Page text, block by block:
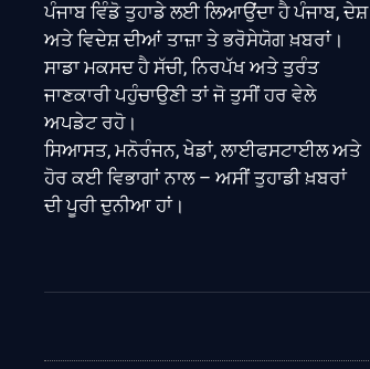
ਪੰਜਾਬ ਵਿੰਡੋ ਤੁਹਾਡੇ ਲਈ ਲਿਆਉਂਦਾ ਹੈ ਪੰਜਾਬ, ਦੇਸ਼
ਅਤੇ ਵਿਦੇਸ਼ ਦੀਆਂ ਤਾਜ਼ਾ ਤੇ ਭਰੋਸੇਯੋਗ ਖ਼ਬਰਾਂ।
ਸਾਡਾ ਮਕਸਦ ਹੈ ਸੱਚੀ, ਨਿਰਪੱਖ ਅਤੇ ਤੁਰੰਤ
ਜਾਣਕਾਰੀ ਪਹੁੰਚਾਉਣੀ ਤਾਂ ਜੋ ਤੁਸੀਂ ਹਰ ਵੇਲੇ
ਅਪਡੇਟ ਰਹੋ।
ਸਿਆਸਤ, ਮਨੋਰੰਜਨ, ਖੇਡਾਂ, ਲਾਈਫਸਟਾਈਲ ਅਤੇ
ਹੋਰ ਕਈ ਵਿਭਾਗਾਂ ਨਾਲ – ਅਸੀਂ ਤੁਹਾਡੀ ਖ਼ਬਰਾਂ
ਦੀ ਪੂਰੀ ਦੁਨੀਆ ਹਾਂ।